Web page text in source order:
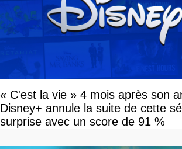
« C'est la vie » 4 mois après son
Disney+ annule la suite de cette
surprise avec un score de 91 %